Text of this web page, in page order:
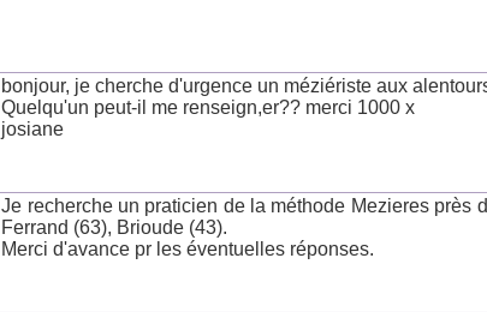
bonjour, je cherche d'urgence un méziériste aux
Quelqu'un peut-il me renseign,er?? merci 1000 x
josiane
Je recherche un praticien de la méthode Mezieres près
Ferrand (63), Brioude (43).
Merci d'avance pr les éventuelles réponses.